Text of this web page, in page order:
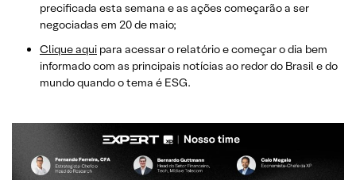
precificada esta semana e as ações começarão a ser
negociadas em 20 de maio;
Clique aqui para acessar o relatório e começar o dia bem
informado com as principais notícias ao redor do Brasil e do
mundo quando o tema é ESG.